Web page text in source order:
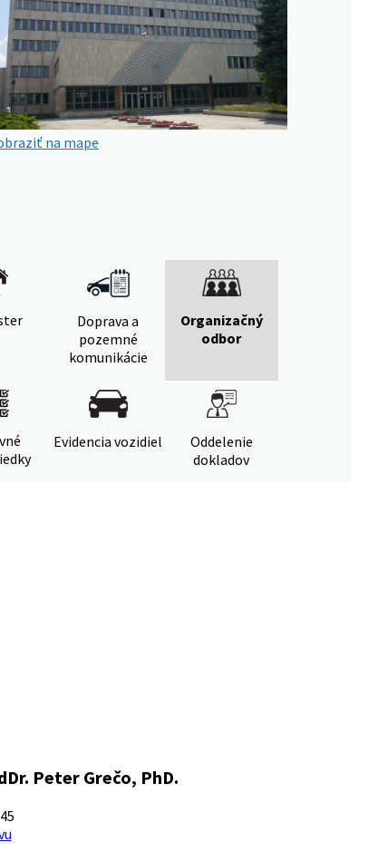
na mape
Doprava a
pozemné
komunikácie
Organizačný
odbor
Evidencia vozidiel
Oddelenie
dokladov
Peter Grečo, PhD.